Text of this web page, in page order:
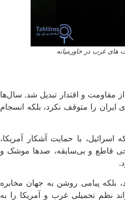
های غرب در خاورمیانه
مقاومت و اقتدار تبدیل شد. سال‌ها
ایران را متوقف نکرد، بلکه انسجام
جون ۲۰۲۵ نمایان شد. زمانی که اسرائیل، با حمایت آشکار آمریکا،
قاطع و بی‌سابقه، صدها موشک و
بلکه پیامی روشن به جهان مخابره
نظم تحمیلی غرب و آمریکا را به